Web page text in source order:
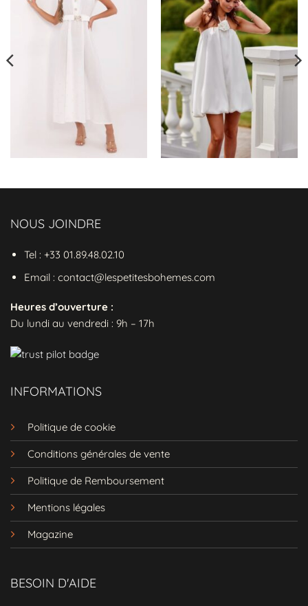
Un Motif Floral pour une Robe
Délicatement Bohème
imprimé sur cette
est une véritable invitation à la
douceur de l'été. Les fleurs, dansantes au
gré de vos mouvements, ajoutent un
charme irrésistible à cette pièce unique. Les
détails, tels que le cordon de serrage à la
taille, ajoutent une touche bohème chic à
Bohème Bleu Ciel Hippie
incomparable.
Motif: Imprimé floral pour une robe
féminine et romantique.
Coupe: Coupe empire pour flatter votre
Encolure
Détails: Cordon de serrage à la taille
pour ajuster la robe à votre convenance.
Adoptez la Robe Bohème Bleu
Ciel Hippie
Ne résistez plus et laissez-vous emporter
par le charme irrésistible de cetteRobe
une promenade sur le marché ou pour un
NOUS JOINDRE
Tel : +33 01.89.48.02.10
Email : contact@lespetitesbohemes.com
Heures d’ouverture :
Du lundi au vendredi : 9h – 17h
INFORMATIONS
Politique de cookie
Conditions générales de vente
Politique de Remboursement
Mentions légales
Magazine
BESOIN D'AIDE